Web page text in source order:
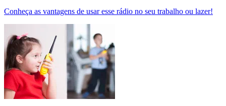
Conheça as vantagens de usar esse rádio no seu trabalho ou lazer!